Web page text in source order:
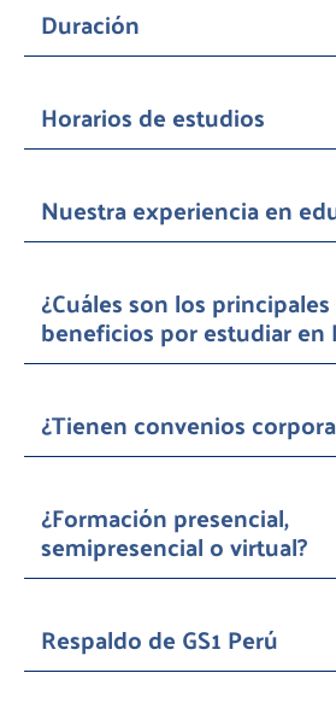
Duración
Horarios de estudios
Nuestra experiencia en
¿Cuáles son los principales
beneficios por estudiar en
¿Tienen convenios
¿Formación presencial,
semipresencial o virtual?
Respaldo de GS1 Perú